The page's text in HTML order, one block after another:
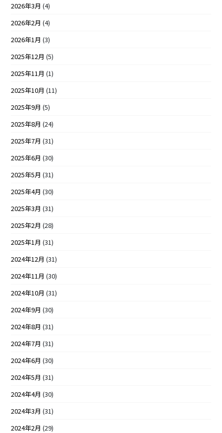
2026年3月 (4)
2026年2月 (4)
2026年1月 (3)
2025年12月 (5)
2025年11月 (1)
2025年10月 (11)
2025年9月 (5)
2025年8月 (24)
2025年7月 (31)
2025年6月 (30)
2025年5月 (31)
2025年4月 (30)
2025年3月 (31)
2025年2月 (28)
2025年1月 (31)
2024年12月 (31)
2024年11月 (30)
2024年10月 (31)
2024年9月 (30)
2024年8月 (31)
2024年7月 (31)
2024年6月 (30)
2024年5月 (31)
2024年4月 (30)
2024年3月 (31)
2024年2月 (29)